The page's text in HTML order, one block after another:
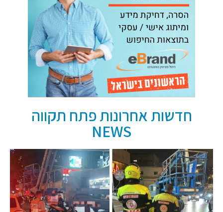
חדשות אחרונות פתח תקווה
NEWS